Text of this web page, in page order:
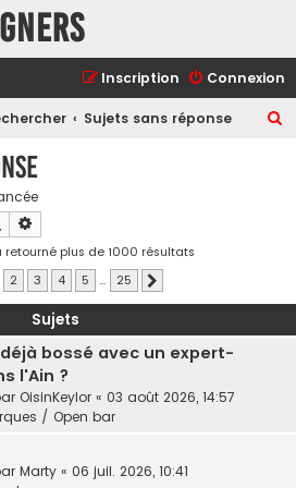
Connexion
Inscription
Sujets sans réponse
Rechercher
retourné plus de 1000 résultats
1sur25
2 3 4 5 … 25
Sujets
bossé avec un expert-
l'Ain ?
OisinKeylor « 03 août 2026, 14:57
/ Open bar
Marty « 06 juil. 2026, 10:41